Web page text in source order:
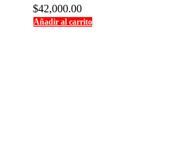
$42,000.00
Añadir al carrito